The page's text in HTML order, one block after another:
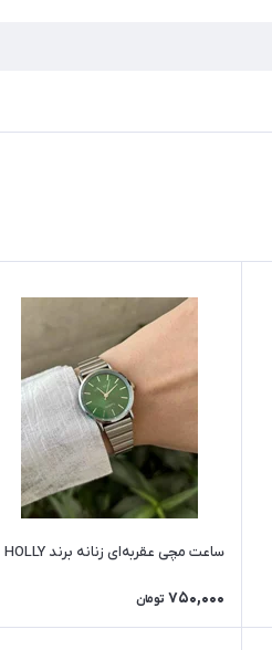
ساعت مچی عقربه‌ای زنانه برند HOLLY
750,000 تومان